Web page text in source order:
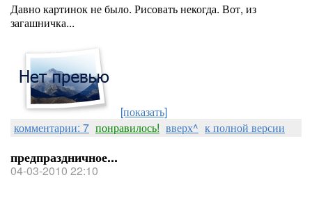
Давно картинок не было. Рисовать некогда. Вот, из
загашничка...
[показать]
комментарии: 7 понравилось! вверх^ к полной версии
предпраздничное...
04-03-2010 22:10